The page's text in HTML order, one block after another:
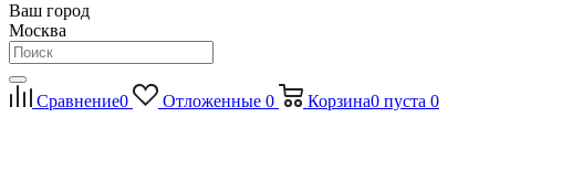
Ваш город
Москва
Сравнение0 Отложенные 0 Корзина0 пуста 0